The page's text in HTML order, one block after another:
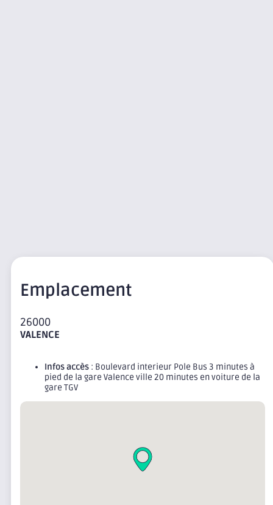
Emplacement
26000
VALENCE
Infos accès : Boulevard interieur Pole Bus 3 minutes à
pied de la gare Valence ville 20 minutes en voiture de la
gare TGV